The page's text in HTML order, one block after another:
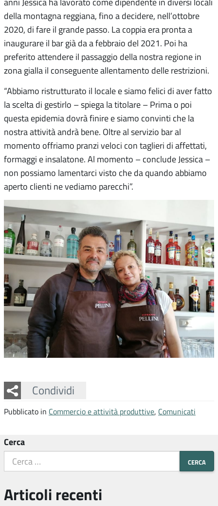
della montagna reggiana, fino a decidere, nell’ottobre
2020, di fare il grande passo. La coppia era pronta a
inaugurare il bar già da a febbraio del 2021. Poi ha
preferito attendere il passaggio della nostra regione in
zona gialla il conseguente allentamento delle restrizioni.
“Abbiamo ristrutturato il locale e siamo felici di aver fatto
la scelta di gestirlo – spiega la titolare – Prima o poi
questa epidemia dovrà finire e siamo convinti che la
nostra attività andrà bene. Oltre al servizio bar al
momento offriamo pranzi veloci con taglieri di affettati,
formaggi e insalatone. Al momento – conclude Jessica –
non possiamo lamentarci visto che da quando abbiamo
aperto clienti ne vediamo parecchi”.
Condividi
Facebook
Twitter
Whatsapp
Pubblicato in Commercio e attività produttive, Comunicati
Cerca
Articoli recenti